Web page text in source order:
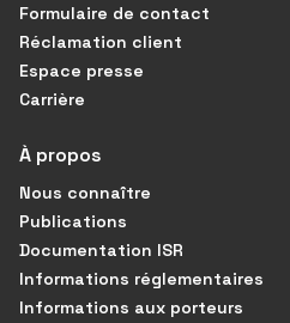
Formulaire de contact
Réclamation client
Espace presse
Carrière
À propos
Nous connaître
Publications
Documentation ISR
Informations réglementaires
Informations aux porteurs